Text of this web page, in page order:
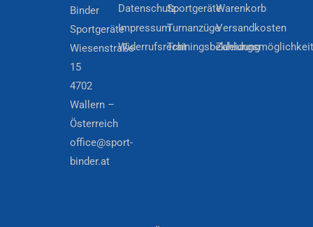
Binder
Sportgeräte
Wiesenstraße
15
4702
Wallern –
Österreich
office@sport-
binder.at
Datenschutz
Impressum
Widerrufsrecht
Sportgeräte
Turnanzüge
Trainingsbekleidung
Warenkorb
Versandkosten